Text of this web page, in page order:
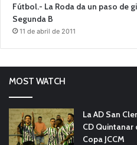
Fútbol.- La Roda da un paso de
Segunda B
11 de abril de 2011
MOST WATCH
La AD San
CD Quintanar
Copa JCCM